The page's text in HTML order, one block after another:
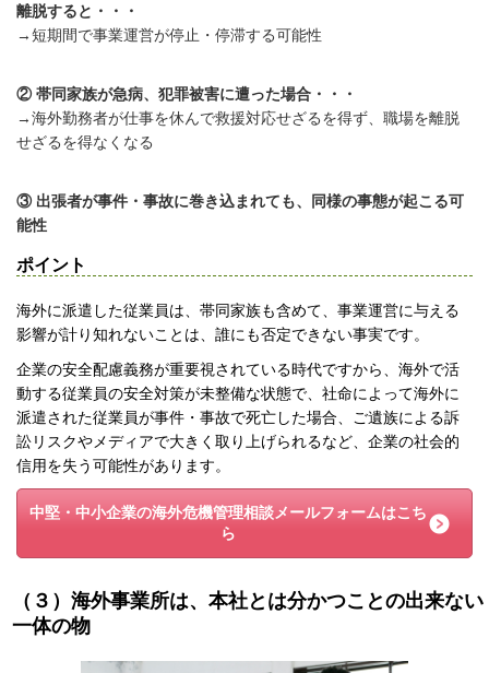
離脱すると・・・
→短期間で事業運営が停止・停滞する可能性
② 帯同家族が急病、犯罪被害に遭った場合・・・
→海外勤務者が仕事を休んで救援対応せざるを得ず、職場を離脱
せざるを得なくなる
③ 出張者が事件・事故に巻き込まれても、同様の事態が起こる可
能性
ポイント
海外に派遣した従業員は、帯同家族も含めて、事業運営に与える
影響が計り知れないことは、誰にも否定できない事実です。
企業の安全配慮義務が重要視されている時代ですから、海外で活
動する従業員の安全対策が未整備な状態で、社命によって海外に
派遣された従業員が事件・事故で死亡した場合、ご遺族による訴
訟リスクやメディアで大きく取り上げられるなど、企業の社会的
信用を失う可能性があります。
中堅・中小企業の海外危機管理相談メールフォームはこち
ら
（３）海外事業所は、本社とは分かつことの出来ない
一体の物